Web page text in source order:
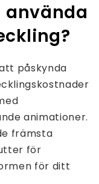
använda
påskynda
animationer.
främsta
för
för ditt